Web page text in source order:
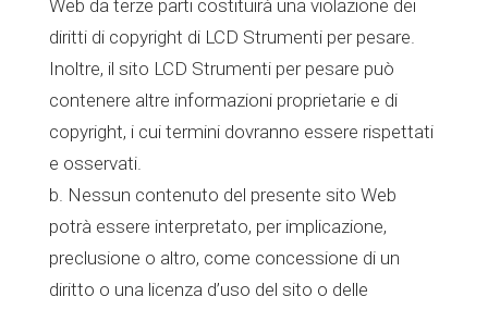
Web da terze parti costituirà una violazione dei
diritti di copyright di LCD Strumenti per pesare.
Inoltre, il sito LCD Strumenti per pesare può
contenere altre informazioni proprietarie e di
copyright, i cui termini dovranno essere rispettati
e osservati.
b. Nessun contenuto del presente sito Web
potrà essere interpretato, per implicazione,
preclusione o altro, come concessione di un
diritto o una licenza d’uso del sito o delle